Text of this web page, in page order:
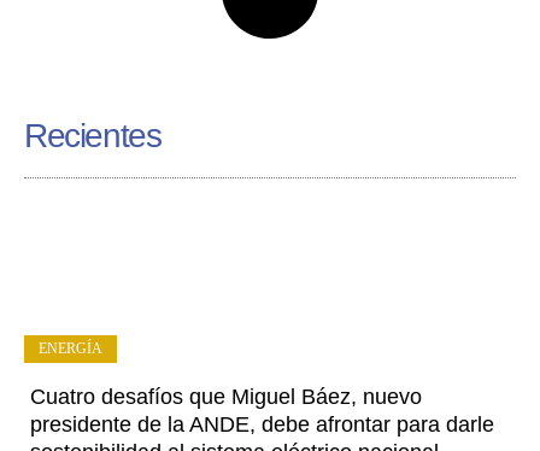
Recientes
Cuatro desafíos que Miguel Báez, nuevo
presidente de la ANDE, debe afrontar para darle
ENERGÍA